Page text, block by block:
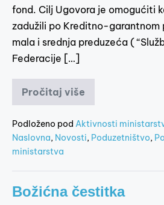
fond. Cilj Ugovora je omogućiti
zadužili po Kreditno-garantnom
mala i srednja preduzeća (
Federacije […]
Pročitaj više
Podloženo pod Aktivnosti
Naslovna, Novosti, Poduzetništvo,
ministarstva
Božićna čestitka